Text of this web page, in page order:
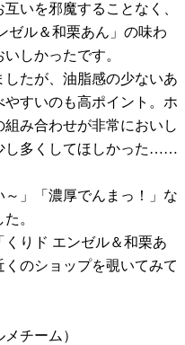
いを邪魔することなく、
ゼル＆和栗あん」の味わ
しかったです。
たが、油脂感の少ないあ
すいのも高ポイント。ホ
み合わせが非常においし
し多くしてほしかった……
」「濃厚でんまっ！」な
。
くりド エンゼル＆和栗あ
のショップを覗いてみて
チーム）